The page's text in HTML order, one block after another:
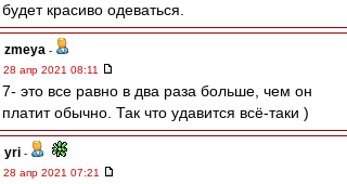
будет красиво одеваться.
zmeya -
28 апр 2021 08:11
7- это все равно в два раза больше, чем он
платит обычно. Так что удавится всё-таки )
yri -
28 апр 2021 07:21